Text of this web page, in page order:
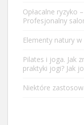
Opłacalne ryzyko
Profesjonalny
Elementy natury
Pilates i joga. Jak
praktyki jogi? Jak
Niektóre